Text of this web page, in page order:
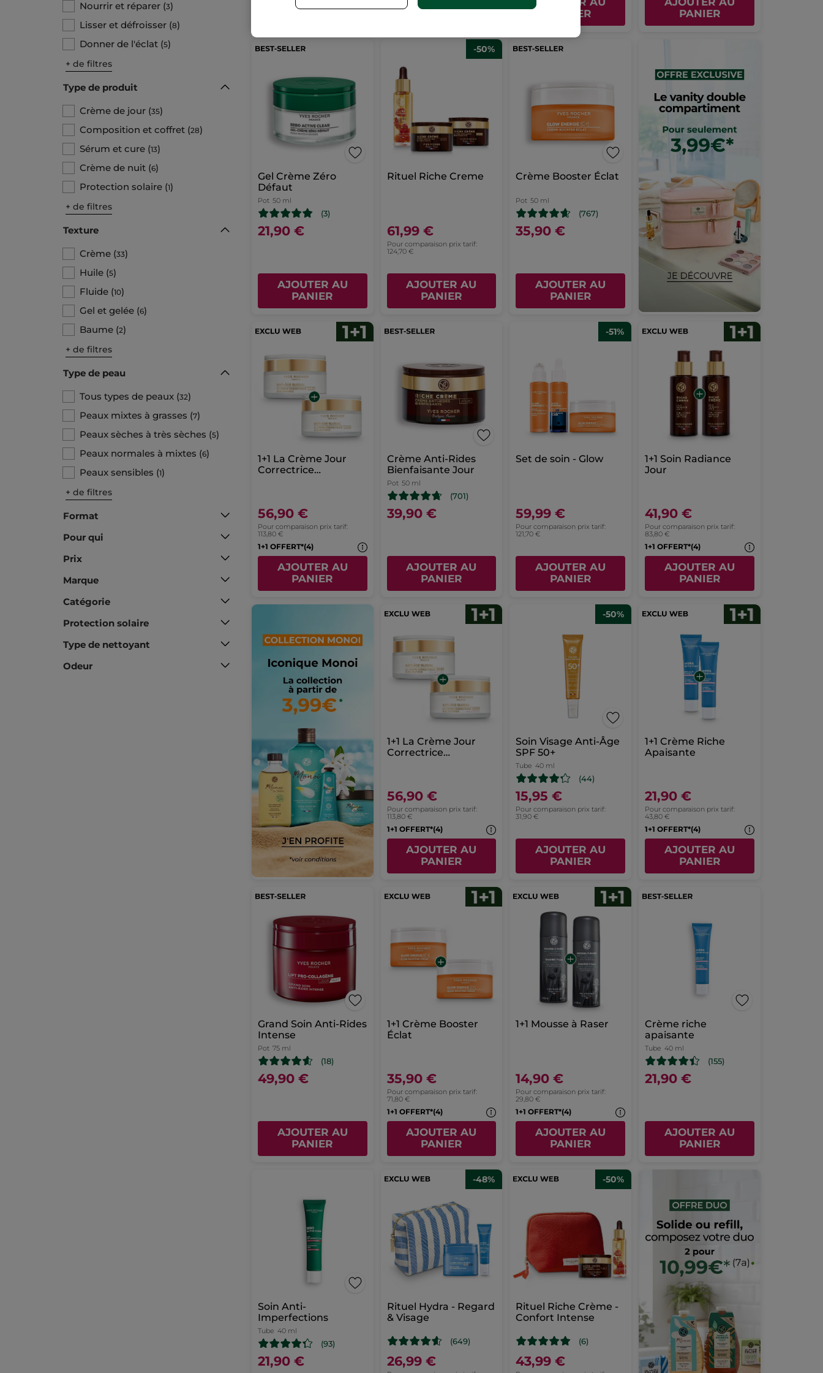
Nourrir et réparer (3)
Lisser et défroisser (8)
Donner de l'éclat (5)
+ de filtres
Type de produit
Crème de jour (35)
Composition et coffret (28)
Sérum et cure (13)
Crème de nuit (6)
Protection solaire (1)
+ de filtres
Texture
Crème (33)
Huile (5)
Fluide (10)
Gel et gelée (6)
Baume (2)
+ de filtres
Type de peau
Tous types de peaux (32)
Peaux mixtes à grasses (7)
Peaux sèches à très sèches (5)
Peaux normales à mixtes (6)
Peaux sensibles (1)
+ de filtres
Format
Pour qui
Prix
Marque
Catégorie
Protection solaire
Type de nettoyant
Odeur
PANIER
PANIER
Gel Crème Zéro
Défaut
Pot 50 ml
(3)
21,90 €
AJOUTER AU
PANIER
-50%
Rituel Riche Creme
61,99 €
Pour comparaison prix tarif:
124,70 €
AJOUTER AU
PANIER
Crème Booster Éclat
Pot 50 ml
(767)
35,90 €
AJOUTER AU
PANIER
1+1 La Crème Jour
Correctrice
56,90 €
Pour comparaison prix tarif:
113,80 €
1+1 OFFERT*(4)
AJOUTER AU
PANIER
Crème Anti-Rides
Bienfaisante Jour
Pot 50 ml
(701)
39,90 €
AJOUTER AU
PANIER
-51%
Set de soin - Glow
59,99 €
Pour comparaison prix tarif:
121,70 €
AJOUTER AU
PANIER
1+1 Soin Radiance
Jour
41,90 €
Pour comparaison prix tarif:
83,80 €
1+1 OFFERT*(4)
AJOUTER AU
PANIER
1+1 La Crème Jour
Correctrice
56,90 €
Pour comparaison prix tarif:
113,80 €
1+1 OFFERT*(4)
AJOUTER AU
PANIER
-50%
Soin Visage Anti-Âge
SPF 50+
Tube 40 ml
(44)
15,95 €
Pour comparaison prix tarif:
31,90 €
AJOUTER AU
PANIER
1+1 Crème Riche
Apaisante
21,90 €
Pour comparaison prix tarif:
43,80 €
1+1 OFFERT*(4)
AJOUTER AU
PANIER
Grand Soin Anti-Rides
Intense
Pot 75 ml
(18)
49,90 €
AJOUTER AU
PANIER
1+1 Crème Booster
Éclat
35,90 €
Pour comparaison prix tarif:
71,80 €
1+1 OFFERT*(4)
AJOUTER AU
PANIER
1+1 Mousse à Raser
14,90 €
Pour comparaison prix tarif:
29,80 €
1+1 OFFERT*(4)
AJOUTER AU
PANIER
Crème riche
apaisante
Tube 40 ml
(155)
21,90 €
AJOUTER AU
PANIER
Soin Anti-
Imperfections
Tube 40 ml
(93)
21,90 €
-48%
Rituel Hydra - Regard
& Visage
(649)
26,99 €
-50%
Rituel Riche Crème -
Confort Intense
(6)
43,99 €